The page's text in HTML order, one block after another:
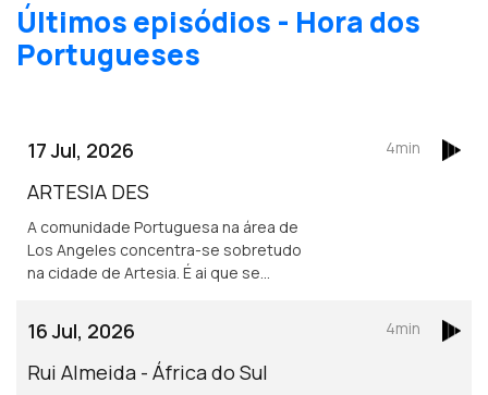
Últimos episódios - Hora dos
Portugueses
17 Jul, 2026
ARTESIA DES
A comunidade Portuguesa na área de
Los Angeles concentra-se sobretudo
na cidade de Artesia. É ai que se
Portugueses nos Estados Unidos.
4min
16 Jul, 2026
Rui Almeida - África do Sul
4min